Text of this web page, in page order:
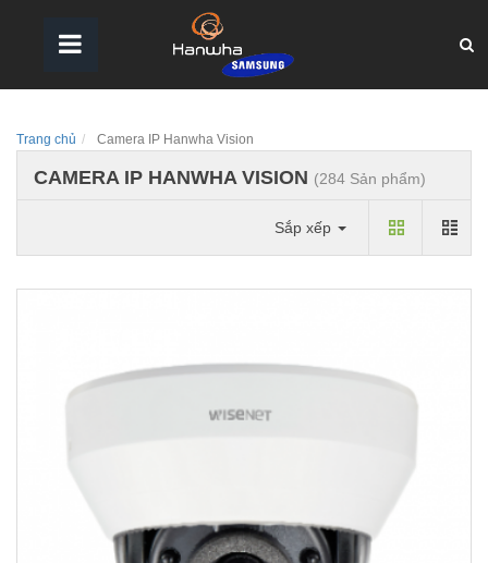
Trang chủ Camera IP Hanwha Vision
CAMERA IP HANWHA VISION (284 Sản phẩm)
Sắp xếp